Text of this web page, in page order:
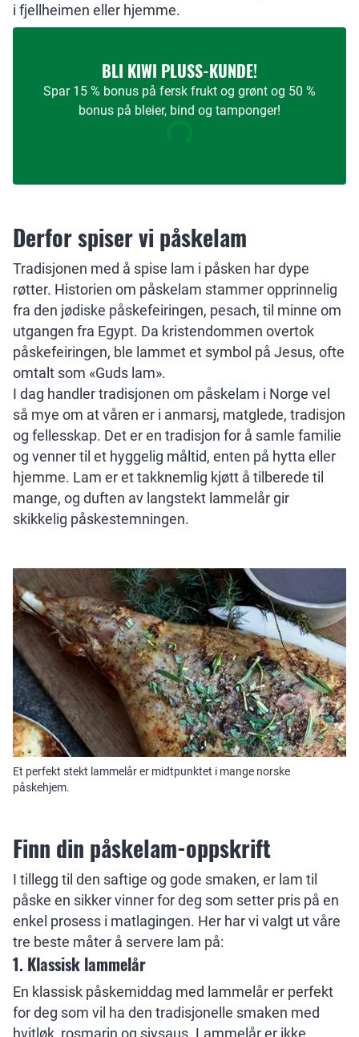
i fjellheimen eller hjemme.
BLI KIWI PLUSS-KUNDE!
Spar 15 % bonus på fersk frukt og grønt og 50 %
bonus på bleier, bind og tamponger!
Derfor spiser vi påskelam
Tradisjonen med å spise lam i påsken har dype
røtter. Historien om påskelam stammer opprinnelig
fra den jødiske påskefeiringen, pesach, til minne om
utgangen fra Egypt. Da kristendommen overtok
påskefeiringen, ble lammet et symbol på Jesus, ofte
omtalt som «Guds lam».
I dag handler tradisjonen om påskelam i Norge vel
så mye om at våren er i anmarsj, matglede, tradisjon
og fellesskap. Det er en tradisjon for å samle familie
og venner til et hyggelig måltid, enten på hytta eller
hjemme. Lam er et takknemlig kjøtt å tilberede til
mange, og duften av langstekt lammelår gir
skikkelig påskestemningen.
Et perfekt stekt lammelår er midtpunktet i mange norske
påskehjem.
Finn din påskelam-oppskrift
I tillegg til den saftige og gode smaken, er lam til
påske en sikker vinner for deg som setter pris på en
enkel prosess i matlagingen. Her har vi valgt ut våre
tre beste måter å servere lam på:
1. Klassisk lammelår
En klassisk påskemiddag med lammelår er perfekt
for deg som vil ha den tradisjonelle smaken med
hvitløk, rosmarin og sjysaus. Lammelår er ikke